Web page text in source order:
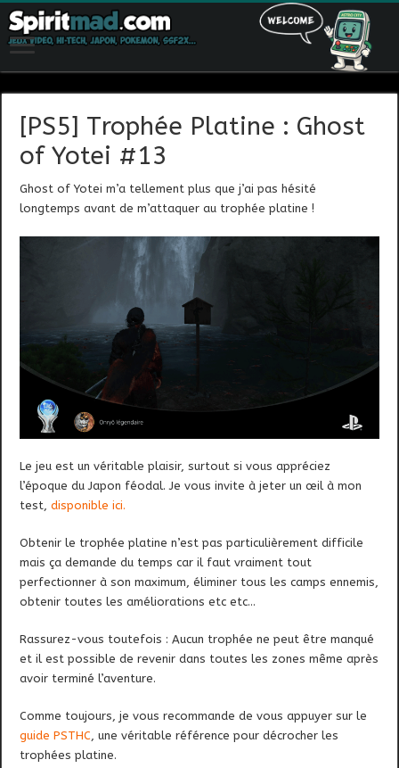
[PS5] Trophée Platine : Ghost
of Yotei #13
Ghost of Yotei m’a tellement plus que j’ai pas hésité
longtemps avant de m’attaquer au trophée platine !
Le jeu est un véritable plaisir, surtout si vous appréciez
l’époque du Japon féodal. Je vous invite à jeter un œil à mon
test,disponible ici.
Obtenir le trophée platine n’est pas particulièrement difficile
mais ça demande du temps car il faut vraiment tout
perfectionner à son maximum, éliminer tous les camps ennemis,
obtenir toutes les améliorations etc etc…
Rassurez-vous toutefois : Aucun trophée ne peut être manqué
et il est possible de revenir dans toutes les zones même après
avoir terminé l’aventure.
Comme toujours, je vous recommande de vous appuyer sur le
guide PSTHC, une véritable référence pour décrocher les
trophées platine.